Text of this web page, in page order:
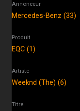
Annonceur
Mercedes-Benz (33)
Produit
EQC (1)
Artiste
Weeknd (The) (6)
Titre